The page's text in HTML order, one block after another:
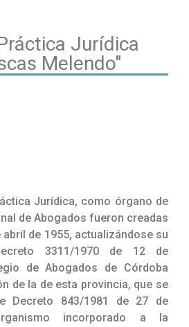
Jurídica
Melendo"
Jurídica, como órgano de
de Abogados fueron creadas
de 1955, actualizándose su
3311/1970 de 12 de
de Abogados de Córdoba
de la de esta provincia, que se
Decreto 843/1981 de 27 de
incorporado a la